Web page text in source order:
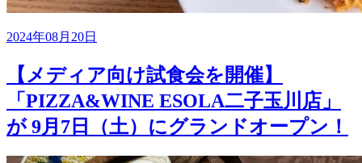
2024年08月20日
【メディア向け試食会を開催】
「PIZZA&WINE ESOLA二子玉川店」
が 9月7日（土）にグランドオープン！